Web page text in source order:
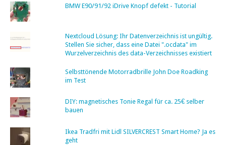
BMW E90/91/92 iDrive Knopf defekt - Tutorial
Nextcloud Lösung: Ihr Datenverzeichnis ist ungültig.
Stellen Sie sicher, dass eine Datei ".ocdata" im
Wurzelverzeichnis des data-Verzeichnisses existiert
Selbsttönende Motorradbrille John Doe Roadking
im Test
DIY: magnetisches Tonie Regal für ca. 25€ selber
bauen
Ikea Tradfri mit Lidl SILVERCREST Smart Home? Ja es
geht